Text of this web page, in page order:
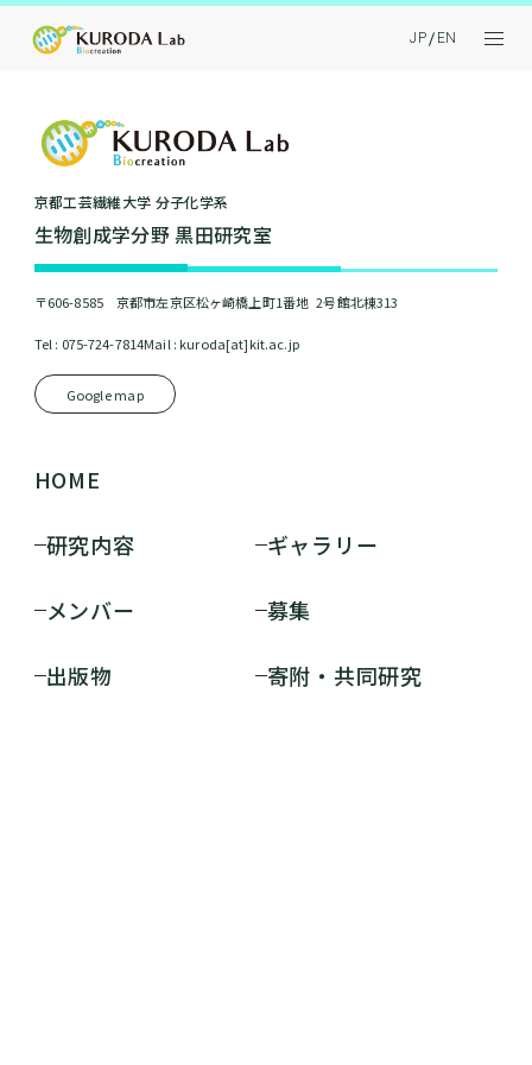
JP EN
京都⼯芸繊維⼤学 分⼦化学系
⽣物創成学分野 黒⽥研究室
〒606-8585 京都市左京区松ヶ崎橋上町1番地 2号館北棟313
Tel : 075-724-7814Mail : kuroda[at]kit.ac.jp
Google map
HOME
研究内容
メンバー
出版物
ギャラリー
募集
寄附・共同研究